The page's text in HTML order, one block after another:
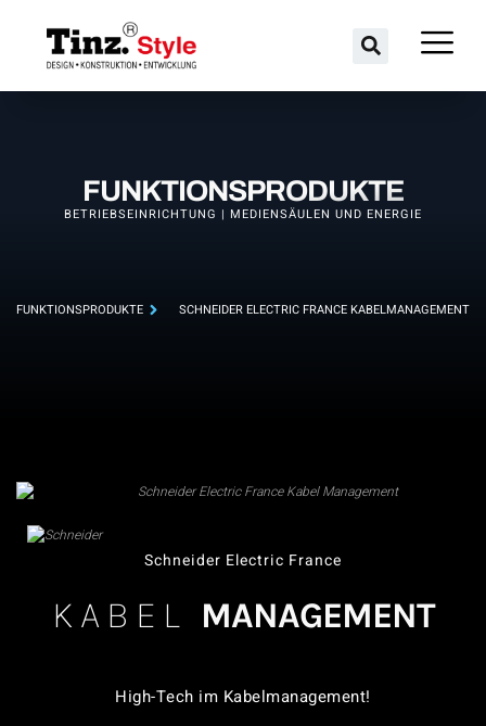
FUNKTIONSPRODUKTE
BETRIEBSEINRICHTUNG | MEDIENSÄULEN UND ENERGIE
FUNKTIONSPRODUKTE SCHNEIDER ELECTRIC FRANCE KABELMANAGEMENT
Schneider Electric France
KABEL MANAGEMENT
High-Tech im Kabelmanagement!